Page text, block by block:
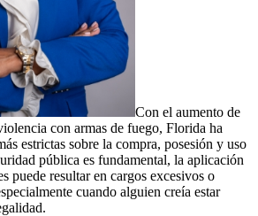
Con el aumento de
con armas de fuego, Florida ha
estrictas sobre la compra, posesión y uso
pública es fundamental, la aplicación
puede resultar en cargos excesivos o
cuando alguien creía estar